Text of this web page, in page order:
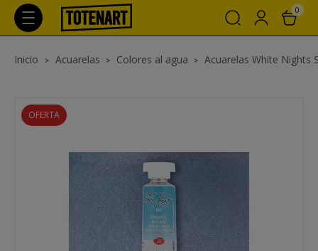
0
Inicio Acuarelas Colores al agua Acuarelas White Nights
OFERTA